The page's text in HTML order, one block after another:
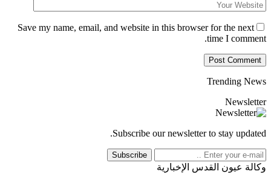
Save my name, email, and website in this browser for the next
time I comment.
Trending News
Newsletter
Subscribe our newsletter to stay updated.
Subscribe
وكالة عيون القدس الإخبارية